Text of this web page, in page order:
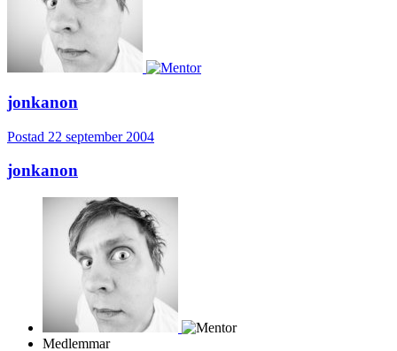
jonkanon
Postad 22 september 2004
jonkanon
Medlemmar